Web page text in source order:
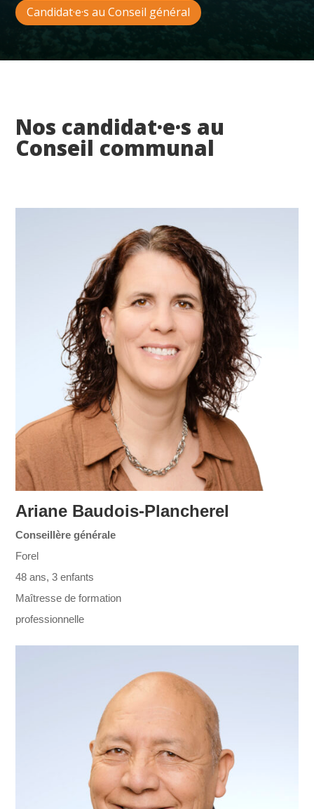
Candidat·e·s au Conseil général
Nos candidat·e·s au
Conseil communal
Ariane Baudois-Plancherel
Conseillère générale
Forel
48 ans, 3 enfants
Maîtresse de formation
professionnelle